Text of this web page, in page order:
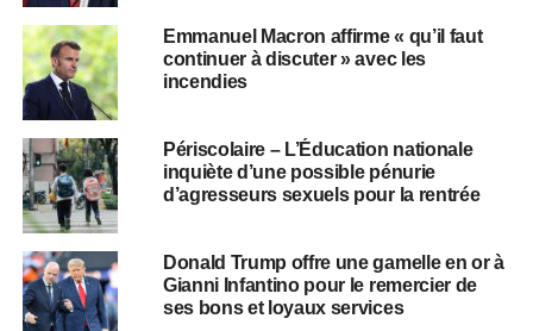
Emmanuel Macron affirme « qu’il faut
continuer à discuter » avec les
incendies
Périscolaire – L’Éducation nationale
inquiète d’une possible pénurie
d’agresseurs sexuels pour la rentrée
Donald Trump offre une gamelle en or à
Gianni Infantino pour le remercier de
ses bons et loyaux services